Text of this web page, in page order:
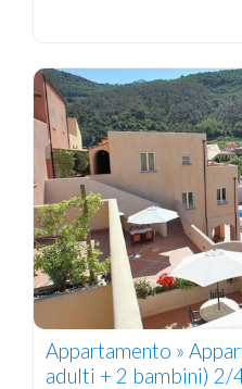
Appartamento »
adulti + 2 bambini) 2/